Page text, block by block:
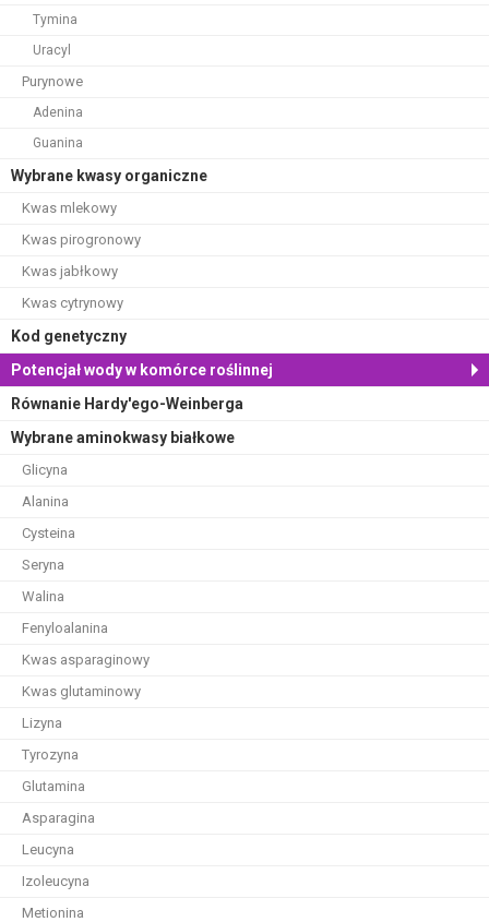
Tymina
Uracyl
Purynowe
Adenina
Guanina
Wybrane kwasy organiczne
Kwas mlekowy
Kwas pirogronowy
Kwas jabłkowy
Kwas cytrynowy
Kod genetyczny
Potencjał wody w komórce roślinnej
Równanie Hardy'ego-Weinberga
Wybrane aminokwasy białkowe
Glicyna
Alanina
Cysteina
Seryna
Walina
Fenyloalanina
Kwas asparaginowy
Kwas glutaminowy
Lizyna
Tyrozyna
Glutamina
Asparagina
Leucyna
Izoleucyna
Metionina